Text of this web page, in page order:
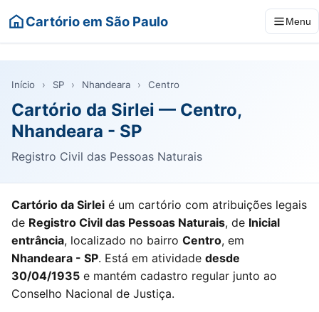
Cartório em São Paulo Menu
Início › SP › Nhandeara › Centro
Cartório da Sirlei — Centro,
Nhandeara - SP
Registro Civil das Pessoas Naturais
Cartório da Sirlei é um cartório com atribuições legais
de Registro Civil das Pessoas Naturais, de Inicial
entrância, localizado no bairro Centro, em
Nhandeara - SP. Está em atividade desde
30/04/1935 e mantém cadastro regular junto ao
Conselho Nacional de Justiça.